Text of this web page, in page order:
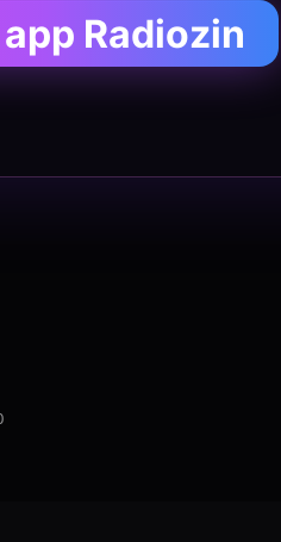
Radiozin